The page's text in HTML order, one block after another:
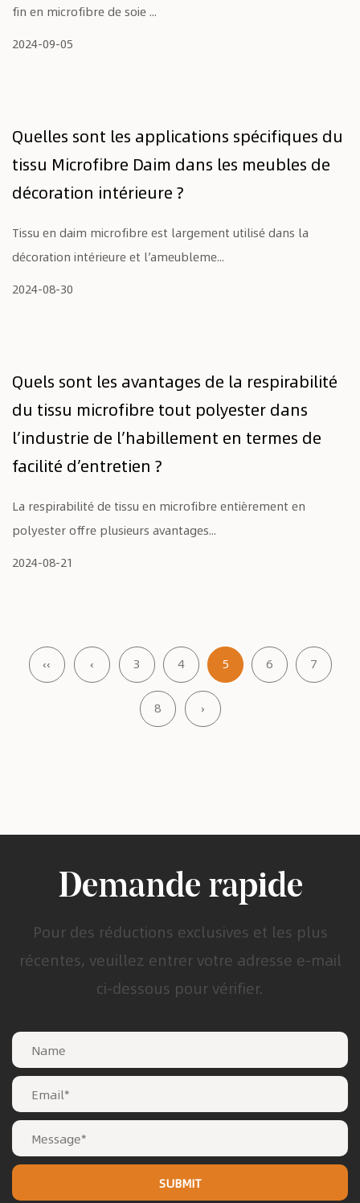
fin en microfibre de soie ...
2024-09-05
Quelles sont les applications spécifiques du
tissu Microfibre Daim dans les meubles de
décoration intérieure ?
Tissu en daim microfibre est largement utilisé dans la
décoration intérieure et l’ameubleme...
2024-08-30
Quels sont les avantages de la respirabilité
du tissu microfibre tout polyester dans
l’industrie de l’habillement en termes de
facilité d’entretien ?
La respirabilité de tissu en microfibre entièrement en
polyester offre plusieurs avantages...
2024-08-21
‹‹ ‹ 3 4 5 6 7
8 ›
Demande rapide
Pour des réductions exclusives et les plus
récentes, veuillez entrer votre adresse e-mail
ci-dessous pour vérifier.